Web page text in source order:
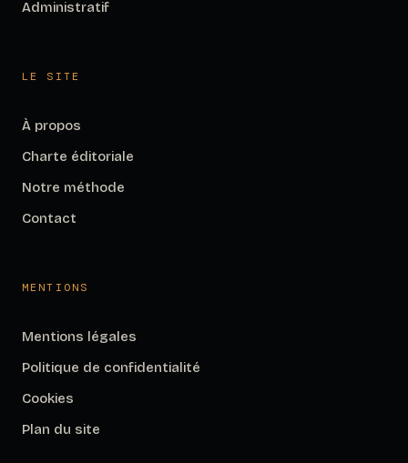
Administratif
LE SITE
À propos
Charte éditoriale
Notre méthode
Contact
MENTIONS
Mentions légales
Politique de confidentialité
Cookies
Plan du site